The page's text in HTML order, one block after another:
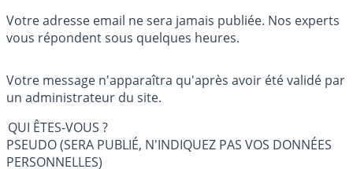
Votre adresse email ne sera jamais publiée. Nos experts
vous répondent sous quelques heures.
Votre message n'apparaîtra qu'après avoir été validé par
un administrateur du site.
QUI ÊTES-VOUS ?
PSEUDO (SERA PUBLIÉ, N'INDIQUEZ PAS VOS DONNÉES
PERSONNELLES)